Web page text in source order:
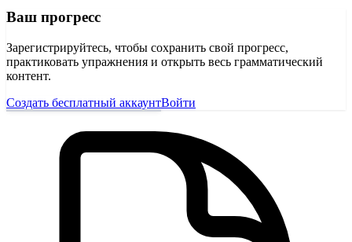
Ваш прогресс
Зарегистрируйтесь, чтобы сохранить свой прогресс,
практиковать упражнения и открыть весь грамматический
контент.
Создать бесплатный аккаунтВойти